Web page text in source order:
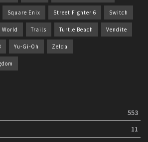
Square Enix Street Fighter 6 Switch
World Trails Turtle Beach Vendite
Yu-Gi-Oh Zelda
553
11